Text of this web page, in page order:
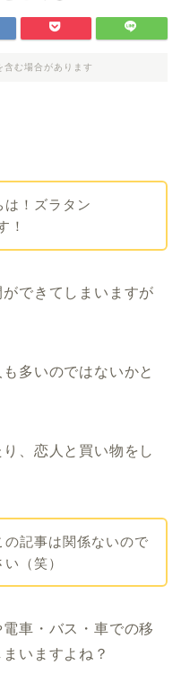
含む場合があります
は！ズラタン
！
できてしまいますが
多いのではないかと
、恋人と買い物をし
の記事は関係ないので
（笑）
車・バス・車での移
いますよね？